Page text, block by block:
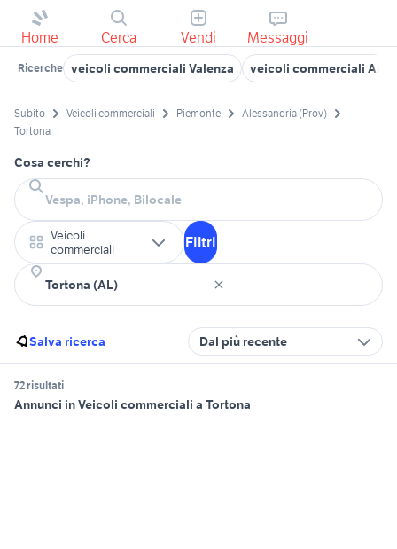
Home Cerca Vendi Messaggi
Ricerche veicoli commerciali Valenza veicoli commerciali
Subito Veicoli commerciali Piemonte
Alessandria (Prov)
Tortona
Cosa cerchi?
Veicoli
commerciali
Filtri
Salva ricerca Dal più recente
72 risultati
Annunci in Veicoli commerciali a Tortona